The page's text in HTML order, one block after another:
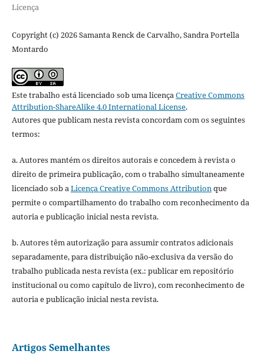
Licença
Copyright (c) 2026 Samanta Renck de Carvalho, Sandra Portella
Montardo
Este trabalho está licenciado sob uma licençaCreative Commons
Attribution-ShareAlike 4.0 International License.
Autores que publicam nesta revista concordam com os seguintes
termos:
a. Autores mantém os direitos autorais e concedem à revista o
direito de primeira publicação, com o trabalho simultaneamente
licenciado sob aLicença Creative Commons Attributionque
permite o compartilhamento do trabalho com reconhecimento da
autoria e publicação inicial nesta revista.
b. Autores têm autorização para assumir contratos adicionais
separadamente, para distribuição não-exclusiva da versão do
trabalho publicada nesta revista (ex.: publicar em repositório
institucional ou como capítulo de livro), com reconhecimento de
autoria e publicação inicial nesta revista.
Artigos Semelhantes